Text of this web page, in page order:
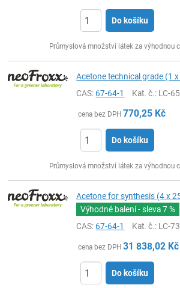
Do košíku
Průmyslová množství látek za výhodnou
Acetone technical grade (1 x
CAS:67-64-1 Kat. č.: LC-
cena bez DPH 770,25 Kč
Do košíku
Průmyslová množství látek za výhodnou
Acetone for synthesis (4 x
Výhodné balení - sleva7 %
CAS:67-64-1 Kat. č.: LC-
cena bez DPH 31 838,02 Kč
Do košíku